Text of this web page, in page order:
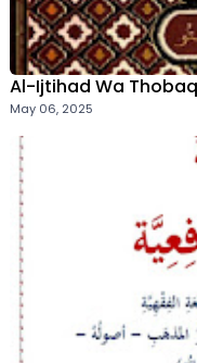
Al-Ijtihad Wa
May 06, 2025